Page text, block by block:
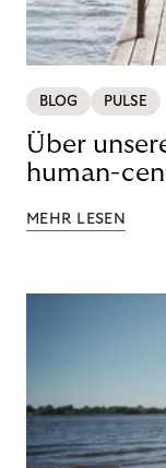
BLOG PULSE
Über
human-
MEHR LESEN